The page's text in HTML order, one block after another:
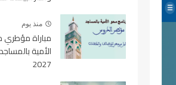
والتقنيين
منذ يوم
مباراة
2027